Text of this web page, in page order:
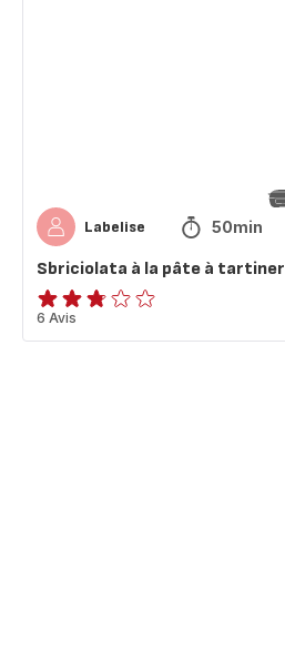
Labelise 50min
Sbriciolata à la pâte à tartiner
ratings.2.7
6 Avis